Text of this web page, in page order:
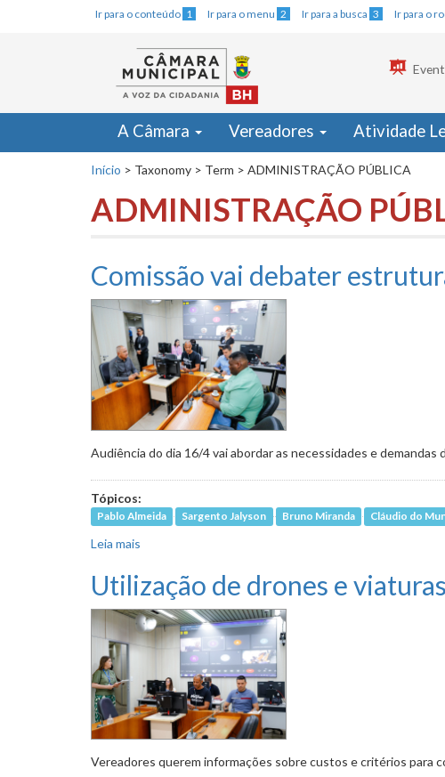
Ir para o conteúdo 1 Ir para o menu 2 Ir para a busca 3 Ir para o
A Câmara Vereadores Atividade
Início > Taxonomy > Term > ADMINISTRAÇÃO PÚBLICA
ADMINISTRAÇÃO
Comissão vai debater
Audiência do dia 16/4 vai abordar as necessidades e
Tópicos:
Pablo Almeida Sargento Jalyson Bruno Miranda Cláudio do
Leia mais
Utilização de drones e
Vereadores querem informações sobre custos e critérios para